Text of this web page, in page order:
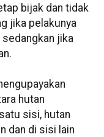
bijak dan tidak
jika pelakunya
jika
hutan
sisi, hutan
dan di sisi lain